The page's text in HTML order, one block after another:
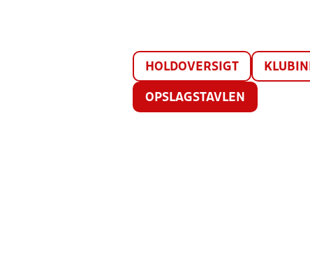
HOLDOVERSIGT
OPSLAGSTAVLEN